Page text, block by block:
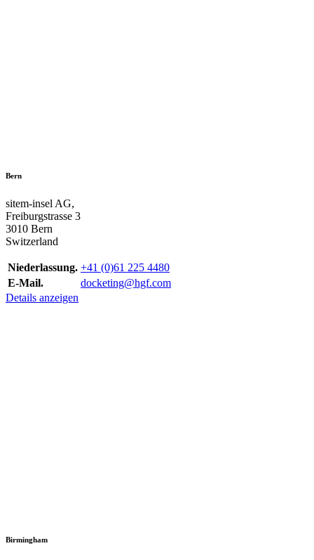
Bern
sitem-insel AG,
Freiburgstrasse 3
3010 Bern
Switzerland
Niederlassung. +41 (0)61 225 4480
E-Mail.
docketing@hgf.com
Details anzeigen
Birmingham